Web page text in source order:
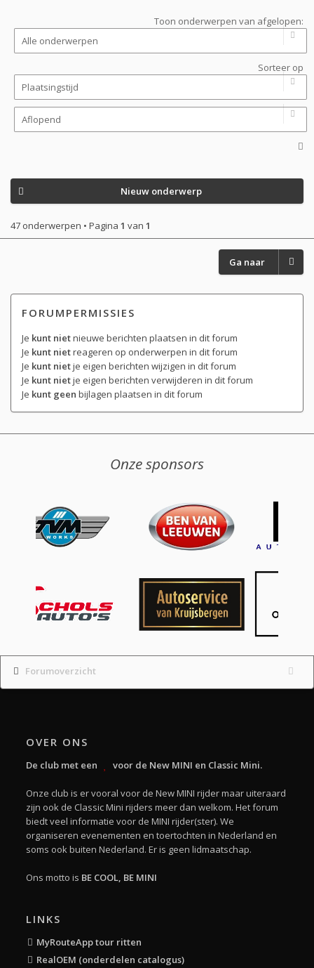
Toon onderwerpen van afgelopen:
Sorteer op
Nieuw onderwerp
47 onderwerpen • Pagina 1 van 1
Ga naar
FORUMPERMISSIES
Je kunt nietnieuwe berichten plaatsen in dit forum
Je kunt nietreageren op onderwerpen in dit forum
Je kunt nietje eigen berichten wijzigen in dit forum
Je kunt nietje eigen berichten verwijderen in dit forum
Je kunt geen bijlagen plaatsen in dit forum
Onze sponsors
Forumoverzicht
OVER ONS
De club met een voor de New MINI en Classic Mini.
Onze club is er vooral voor de New MINI rijder maar uiteraard
zijn ook de Classic Mini rijders meer dan welkom. Het forum
biedt veel informatie voor de MINI rijder(ster). We
organiseren evenementen en toertochten in Nederland en
soms ook buiten Nederland. Er is geen lidmaatschap.
Ons motto is BE COOL, BE MINI
LINKS
MyRouteApp tour ritten
RealOEM (onderdelen catalogus)